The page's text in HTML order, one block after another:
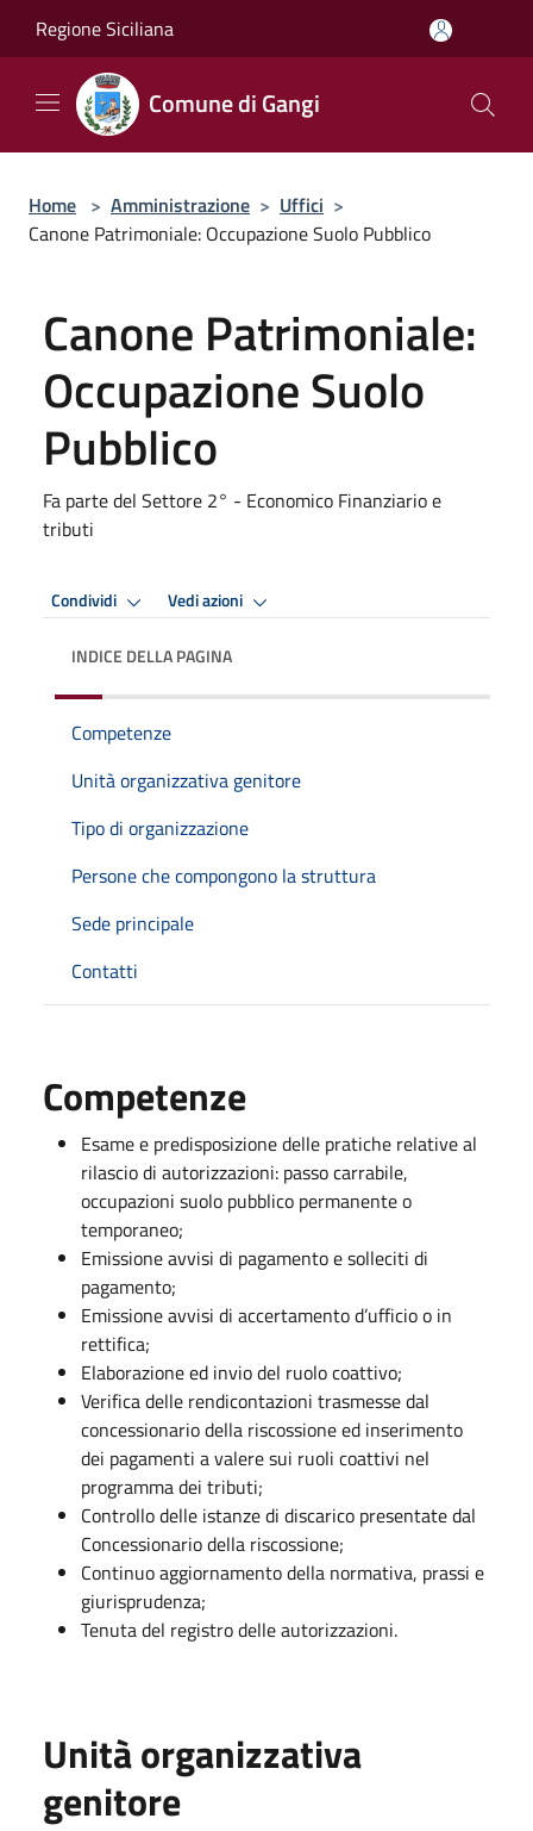
Regione Siciliana
Comune di Gangi
Home > Amministrazione > Uffici >
Canone Patrimoniale: Occupazione Suolo Pubblico
Canone Patrimoniale:
Occupazione Suolo
Pubblico
Fa parte del Settore 2° - Economico Finanziario e
tributi
Condividi Vedi azioni
INDICE DELLA PAGINA
Competenze
Unità organizzativa genitore
Tipo di organizzazione
Persone che compongono la struttura
Sede principale
Contatti
Competenze
Esame e predisposizione delle pratiche relative al
rilascio di autorizzazioni: passo carrabile,
occupazioni suolo pubblico permanente o
temporaneo;
Emissione avvisi di pagamento e solleciti di
pagamento;
Emissione avvisi di accertamento d’ufficio o in
rettifica;
Elaborazione ed invio del ruolo coattivo;
Verifica delle rendicontazioni trasmesse dal
concessionario della riscossione ed inserimento
dei pagamenti a valere sui ruoli coattivi nel
programma dei tributi;
Controllo delle istanze di discarico presentate dal
Concessionario della riscossione;
Continuo aggiornamento della normativa, prassi e
giurisprudenza;
Tenuta del registro delle autorizzazioni.
Unità organizzativa
genitore